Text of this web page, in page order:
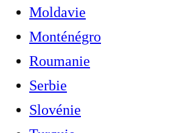
Moldavie
Monténégro
Roumanie
Serbie
Slovénie